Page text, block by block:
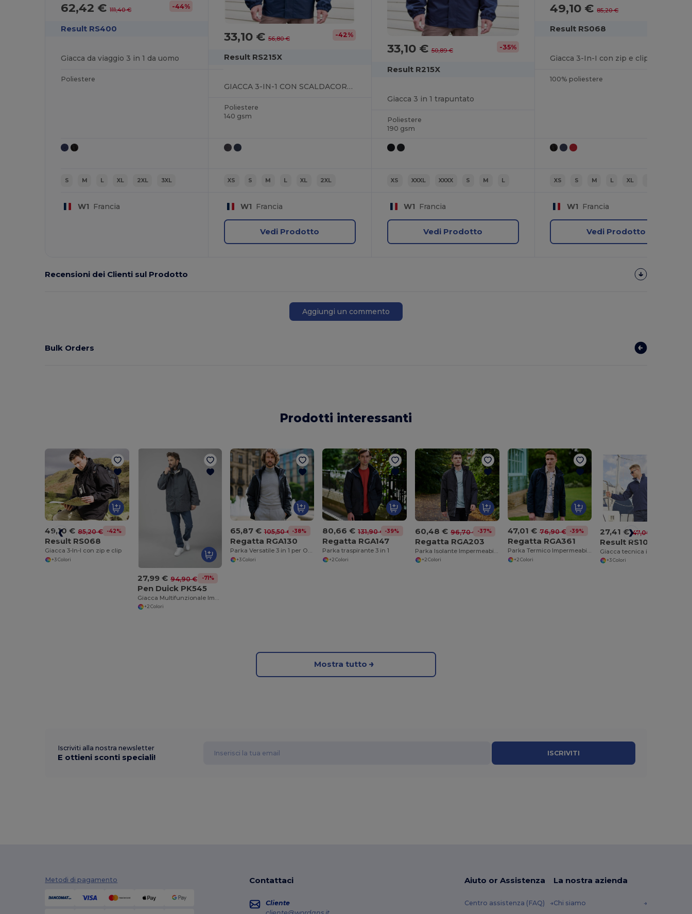
62,42 €111,40 € -44%
Result RS400
Giacca da viaggio 3 in 1 da uomo
Poliestere
S M L XL 2XL 3XL
W1 Francia
33,10 € 56,80 € -42%
Result RS215X
GIACCA 3-IN-1 CON SCALDACORPO TRAPUNTATO
Poliestere
140 gsm
XS S M L XL 2XL
W1 Francia
Vedi Prodotto
33,10 €50,89 € -35%
Result R215X
Giacca 3 in 1 trapuntato
Poliestere
190 gsm
XS XXXL XXXX S M L
W1 Francia
Vedi Prodotto
49,10 €85,20 €
Result RS068
Giacca 3-In-I con zip e clip
100% poliestere
XS S M L XL
W1 Francia
Vedi Prodotto
Recensioni dei Clienti sul Prodotto
Aggiungi un commento
Bulk Orders
Prodotti interessanti
49,10 € 85,20 € -42%
Result RS068
Giacca 3-In-I con zip e clip
+3 Colori
27,99 € 94,90 € -71%
Pen Duick PK545
+2 Colori
65,87 € 105,50 € -38%
Regatta RGA130
Parka Versatile 3 in 1 per Ogni Condizione Meteo
+3 Colori
80,66 € 131,90 € -39%
Regatta RGA147
Parka traspirante 3 in 1
+2 Colori
60,48 € 96,70 € -37%
Regatta RGA203
+2 Colori
47,01 € 76,90 € -39%
Regatta RGA361
Parka Termico Impermeabile Hydrafort
+2 Colori
27,41 € 47,00 €
Result RS109
Giacca tecnica in pile
+3 Colori
Mostra tutto
Iscriviti alla nostra newsletter
E ottieni sconti speciali! ISCRIVITI
Metodi di pagamento Contattaci
Cliente
Aiuto or Assistenza
Centro assistenza (FAQ)
La nostra azienda
Chi siamo